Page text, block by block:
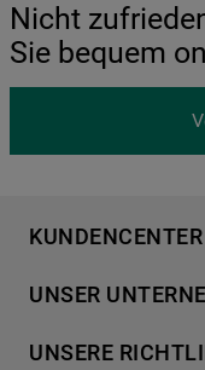
Nicht
Sie bequem
KUNDENCENTER
Händlersuche
Häufige Fragen
UNSER
Für Händler
UNSERE